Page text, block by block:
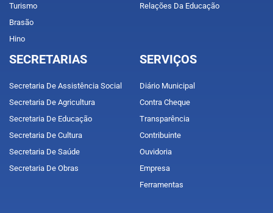
Turismo
Brasão
Hino
Relações Da Educação
SECRETARIAS
Secretaria De Assistência Social
Secretaria De Agricultura
Secretaria De Educação
Secretaria De Cultura
Secretaria De Saúde
Secretaria De Obras
SERVIÇOS
Diário Municipal
Contra Cheque
Transparência
Contribuinte
Ouvidoria
Empresa
Ferramentas